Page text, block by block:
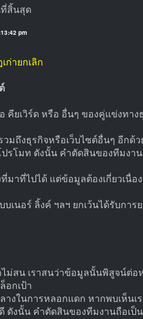
สิ้นสุด
pm
ก่ายกเลิก
ยเวิร์ด หรือ อื่นๆ ของคู่แข่งทาง
มถึงธุรกิจหรือเว็บไซต์อื่นๆ อีกด้ว
ปรโมท ดังนั้น คำตัดสินของทีมงา
มาที่ไปได้ แต่ข้อมูลต้องเกี่ยวเนื่
บเนอร์ ลิ้งค์ ฯลฯ ยกเว้นได้รับกา
ไม่สน เราสนว่าข้อมูลนั้นพิสูจน์
อกเป้า
งในการหลอกแดก หากพบเห็นเ
ดังนั้น คำตัดสินของทีมงานถือเป็